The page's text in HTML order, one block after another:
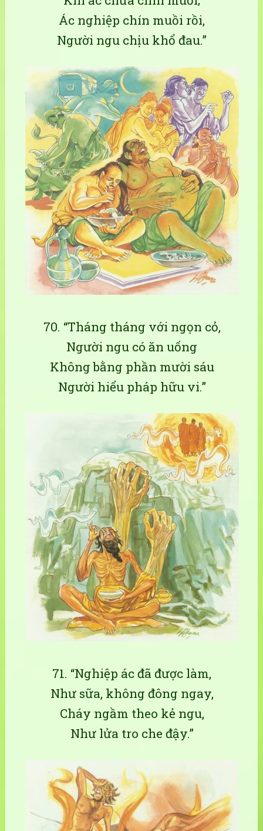
Ác nghiệp chín muồi rồi,
Người ngu chịu khổ đau.”
70. “Tháng tháng với ngọn cỏ,
Người ngu có ăn uống
Không bằng phần mười sáu
Người hiểu pháp hữu vi.”
71. “Nghiệp ác đã được làm,
Như sữa, không đông ngay,
Cháy ngầm theo kẻ ngu,
Như lửa tro che đậy.”